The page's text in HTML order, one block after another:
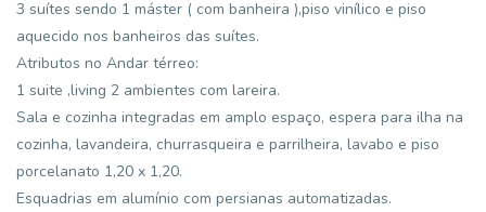
3 suítes sendo 1 máster ( com banheira ),piso vinílico e piso
aquecido nos banheiros das suítes.
Atributos no Andar térreo:
1 suite ,living 2 ambientes com lareira.
Sala e cozinha integradas em amplo espaço, espera para ilha na
cozinha, lavandeira, churrasqueira e parrilheira, lavabo e piso
porcelanato 1,20 x 1,20.
Esquadrias em alumínio com persianas automatizadas.